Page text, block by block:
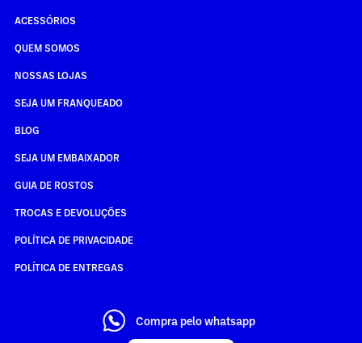
ACESSÓRIOS
QUEM SOMOS
NOSSAS LOJAS
SEJA UM FRANQUEADO
BLOG
SEJA UM EMBAIXADOR
GUIA DE ROSTOS
TROCAS E DEVOLUÇÕES
POLÍTICA DE PRIVACIDADE
POLÍTICA DE ENTREGAS
Compra pelo whatsapp